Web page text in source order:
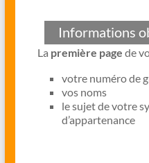
Informations
La première page de
votre numéro de
vos noms
le sujet de votre
d’appartenance